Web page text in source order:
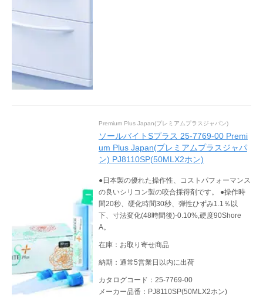
Premium Plus Japan(プレミアムプラスジャパン)
ソールバイトSプラス 25-7769-00 Premi
um Plus Japan(プレミアムプラスジャパ
ン) PJ8110SP(50MLX2ホン)
●日本製の優れた操作性、コストパフォーマンス
の良いシリコン製の咬合採得剤です。 ●操作時
間20秒、硬化時間30秒、弾性ひずみ1.1％以
下、寸法変化(48時間後)-0.10%,硬度90Shore
A。
在庫：お取り寄せ商品
納期：通常5営業日以内に出荷
カタログコード：25-7769-00
メーカー品番：PJ8110SP(50MLX2ホン)